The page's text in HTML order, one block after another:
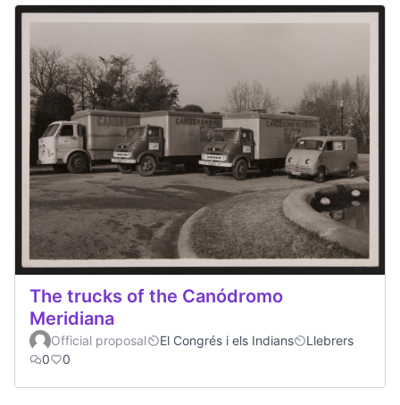
The trucks of the Canódromo
Meridiana
Official proposal El Congrés i els Indians
Llebrers
0
0